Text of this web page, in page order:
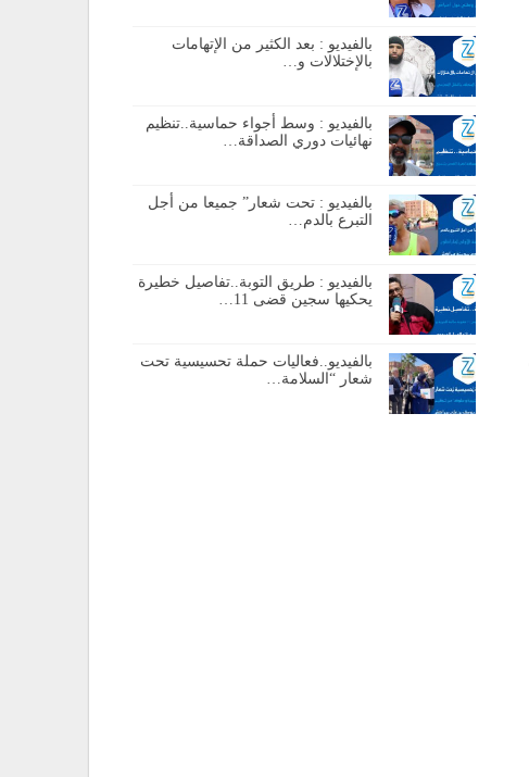
بالفيديو : بعد الكثير من الإتهامات
بالإختلالات و…
بالفيديو : وسط أجواء حماسية..تنظيم
نهائيات دوري الصداقة…
بالفيديو : تحت شعار” جميعا من أجل
التبرع بالدم…
بالفيديو : طريق التوبة..تفاصيل خطيرة
يحكيها سجين قضى 11…
بالفيديو..فعاليات حملة تحسيسية تحت
شعار “السلامة…